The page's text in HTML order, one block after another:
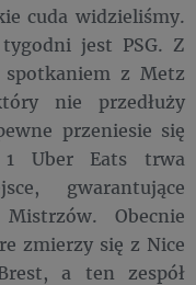
cuda widzieliśmy.
jest PSG. Z
z Metz
nie przedłuży
przeniesie się
Uber Eats trwa
gwarantujące
Obecnie
zmierzy się z Nice
a ten zespół